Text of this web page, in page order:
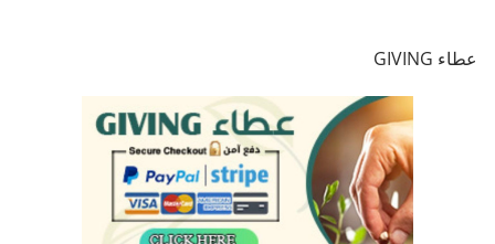
عطاء GIVING